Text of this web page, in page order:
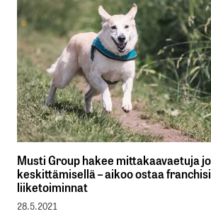
Musti Group hakee mittakaavaetuja
keskittämisellä – aikoo ostaa
liiketoiminnat
28.5.2021